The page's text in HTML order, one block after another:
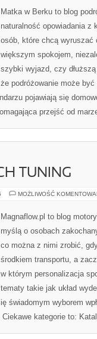
Matka w Berku to blog
naturalność opowiadania z
osób, które chcą wyruszać
większym spokojem,
szybki wyjazd, czy
że podróżowanie może
pojawiają się
przejść od
TUNING
MOŻLIWOŚĆ
Magnaflow.pl to blog
myślą o osobach
co można z nimi zrobić,
środkiem transportu, a
w którym personalizacja
tematy takie jak układ
świadomym wyborem
Ciekawe kategorie to: